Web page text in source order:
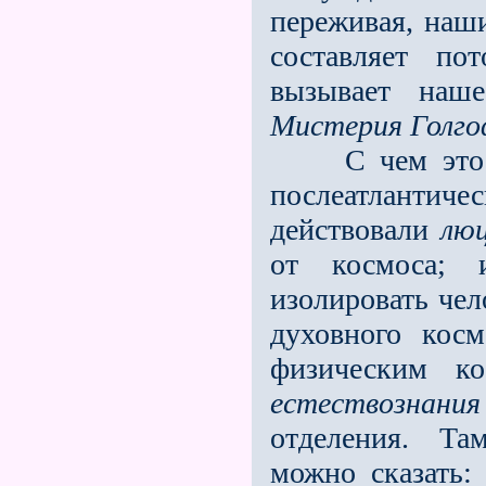
переживая,
составляет
вызывает
Мистерия
С чем это
действовали
от космоса;
изолировать
духовного
физическим
естествознания
отделения.
можно сказать: